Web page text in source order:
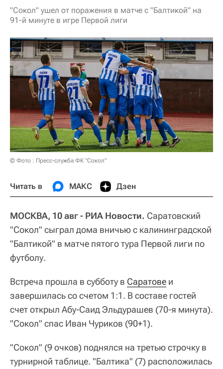
"Сокол" ушел от поражения в матче с "Балтикой" на
91-й минуте в игре Первой лиги
© Фото : Пресс-служба ФК "Сокол"
Читать в МАКС Дзен
МОСКВА, 10 авг - РИА Новости. Саратовский
"Сокол" сыграл дома вничью с калининградской
"Балтикой" в матче пятого тура Первой лиги по
футболу.
Встреча прошла в субботу в Саратове и
завершилась со счетом 1:1. В составе гостей
счет открыл Абу-Саид Эльдурашев (70-я минута).
"Сокол" спас Иван Чуриков (90+1).
"Сокол" (9 очков) поднялся на третью строчку в
турнирной таблице. "Балтика" (7) расположилась